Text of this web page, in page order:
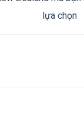
lựa chọn